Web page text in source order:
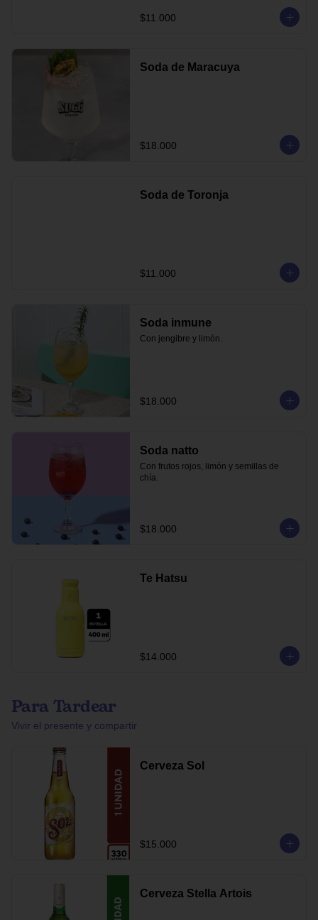
$11.000
Soda de Maracuya
$18.000
Soda de Toronja
$11.000
Soda inmune
Con jengibre y limón.
$18.000
Soda natto
Con frutos rojos, limón y semillas de
chía.
$18.000
Te Hatsu
$14.000
Para Tardear
Vivir el presente y compartir
Cerveza Sol
$15.000
Cerveza Stella Artois